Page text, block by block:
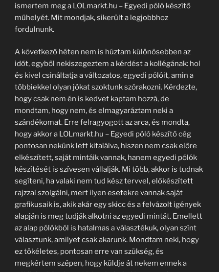
ismertem meg a LOLmarkt.hu – Egyedi póló készítő
műhelyét. Mit mondjak, sikerült a legjobbhoz
fordulnunk.
A következő héten nem is húztam különösebben az
időt, egyből nekiszegeztem a kérdést a kollégának: hol
és kivel csináltatja a változatos, egyedi pólóit, amin a
többiekkel olyan jókat szoktunk szórakozni. Kérdezte,
hogy csak nem én is kedvet kaptam hozzá, de
mondtam, hogy nem, és elmagyaráztam neki a
szándékomat. Erre felragyogott az arca, és mondta,
hogy akkor a LOLmarkt.hu – Egyedi póló készítő cég
pontosan nekünk lett kitalálva, hiszen nem csak előre
elkészített, saját mintáik vannak, hanem egyedi pólók
készítését is szívesen vállalják. Mi több, akkor is tudnak
segíteni, ha valaki nem tud kész tervvel, előkészített
rajzzal szolgálni, mert ilyen esetekre vannak saját
grafikusaik is, akik akár egy skicc és a felvázolt igények
alapján is meg tudják alkotni az egyedi mintát. Emellett
az alap pólókból is hatalmas a választékuk, olyan színt
választunk, amilyet csak akarunk. Mondtam neki, hogy
ez tökéletes, pontosan erre van szükség, és
megkértem szépen, hogy küldje át nekem ennek a